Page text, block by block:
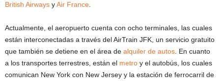
British Airways yAir France.
Actualmente, el aeropuerto cuenta con ocho terminales, las cuales
están interconectadas a través del AirTrain JFK, un servicio gratuito
que también se detiene en el área de alquiler de autos. En cuanto
a los transportes terrestres, están el metro y el autobús, los cuales
comunican New York con New Jersey y la estación de ferrocarril de